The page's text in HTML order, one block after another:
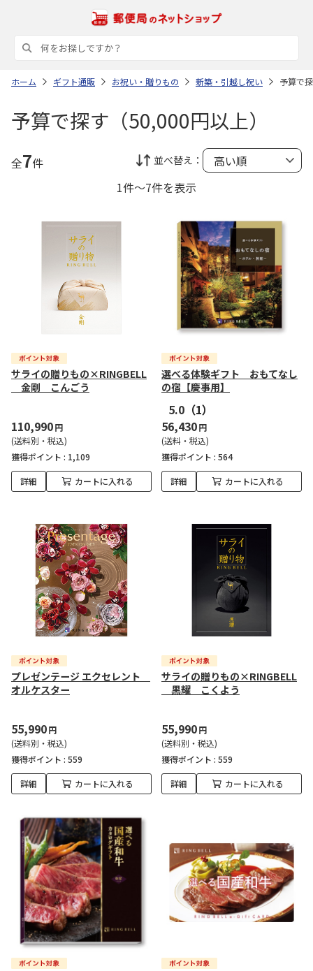
ホーム ギフト通販 お祝い・贈りもの 新築・引越し祝い 予算で
予算で探す（50,000円以上）
全7件 並べ替え：
1件～7件を表示
サライの贈りもの×RINGBELL
金剛 こんごう
110,990円
(送料別・税込)
獲得ポイント : 1,109
詳細 カートに入れる
選べる体験ギフト おもてなし
の宿【慶事用】
5.0 （1）
56,430円
(送料・税込)
獲得ポイント : 564
詳細 カートに入れる
プレゼンテージ エクセレント
オルケスター
55,990円
(送料別・税込)
獲得ポイント : 559
詳細 カートに入れる
サライの贈りもの×RINGBELL
黒耀 こくよう
55,990円
(送料別・税込)
獲得ポイント : 559
詳細 カートに入れる